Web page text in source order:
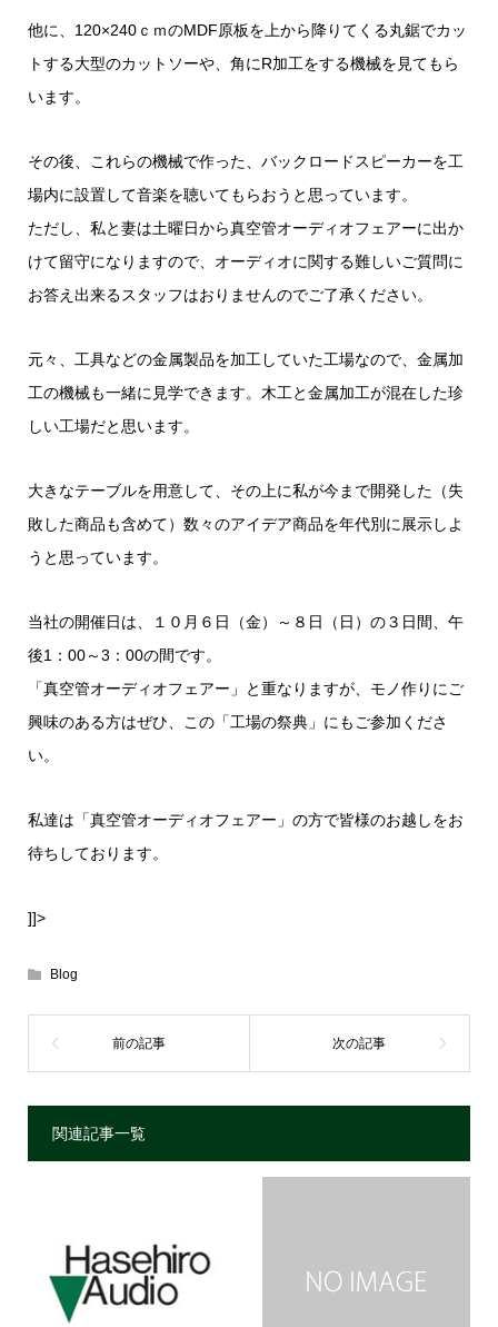
他に、120×240ｃｍのMDF原板を上から降りてくる丸鋸でカッ
トする大型のカットソーや、角にR加工をする機械を見てもら
います。
その後、これらの機械で作った、バックロードスピーカーを工
場内に設置して音楽を聴いてもらおうと思っています。
ただし、私と妻は土曜日から真空管オーディオフェアーに出か
けて留守になりますので、オーディオに関する難しいご質問に
お答え出来るスタッフはおりませんのでご了承ください。
元々、工具などの金属製品を加工していた工場なので、金属加
工の機械も一緒に見学できます。木工と金属加工が混在した珍
しい工場だと思います。
大きなテーブルを用意して、その上に私が今まで開発した（失
敗した商品も含めて）数々のアイデア商品を年代別に展示しよ
うと思っています。
当社の開催日は、１０月６日（金）～８日（日）の３日間、午
後1：00～3：00の間です。
「真空管オーディオフェアー」と重なりますが、モノ作りにご
興味のある方はぜひ、この「工場の祭典」にもご参加くださ
い。
私達は「真空管オーディオフェアー」の方で皆様のお越しをお
待ちしております。
]]>
Blog
関連記事一覧